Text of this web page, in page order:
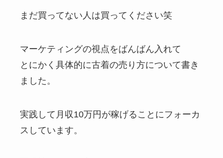
まだ買ってない人は買ってください笑
マーケティングの視点をばんばん入れて
とにかく具体的に古着の売り方について書き
ました。
実践して月収10万円が稼げることにフォーカ
スしています。